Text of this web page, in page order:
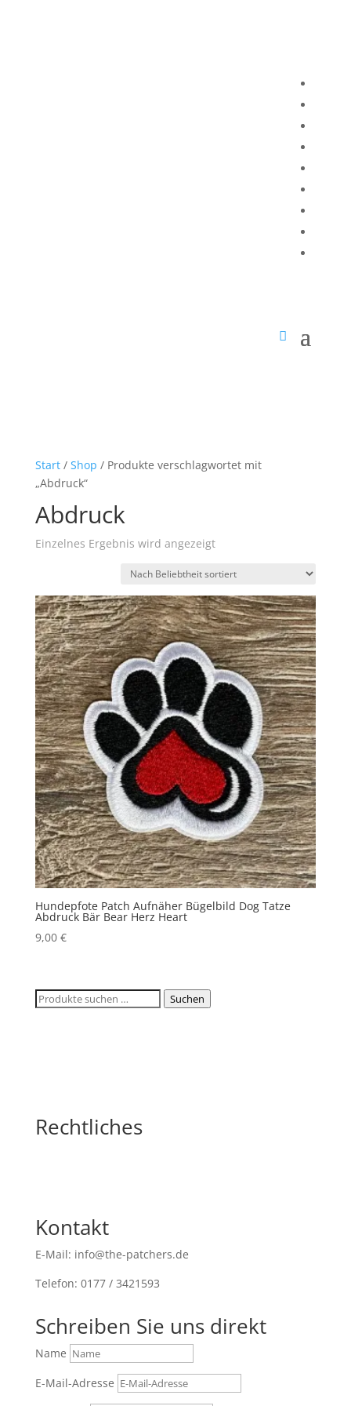
Start/ Shop / Produkte verschlagwortet mit
„Abdruck“
Abdruck
Einzelnes Ergebnis wird angezeigt
Hundepfote Patch Aufnäher Bügelbild Dog Tatze
Abdruck Bär Bear Herz Heart
9,00 €
Suchen
Suchen
Rechtliches
Kontakt
E-Mail: info@the-patchers.de
Telefon: 0177 / 3421593
Schreiben Sie uns direkt
Name
E-Mail-Adresse